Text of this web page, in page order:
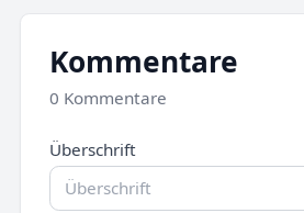
Kommentare
0 Kommentare
Überschrift